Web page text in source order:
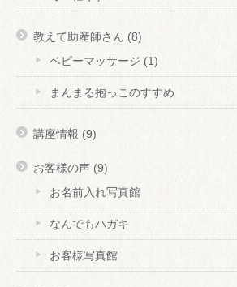
教えて助産師さん (8)
ベビーマッサージ (1)
まんまる抱っこのすすめ
講座情報 (9)
お客様の声 (9)
お名前入れ写真館
なんでもハガキ
お客様写真館